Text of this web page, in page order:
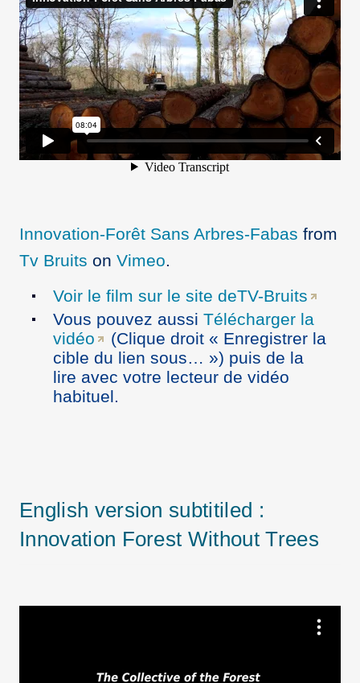
Innovation-Forêt Sans Arbres-Fabas from
Tv Bruits on Vimeo.
Voir le film sur le site deTV-Bruits
Vous pouvez aussi Télécharger la
vidéo
(Clique droit « Enregistrer la
cible du lien sous… ») puis de la
lire avec votre lecteur de vidéo
habituel.
English version subtitiled :
Innovation Forest Without Trees